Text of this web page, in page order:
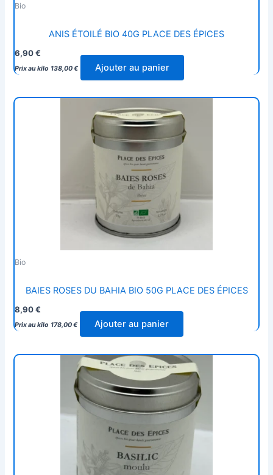
Bio
ANIS ÉTOILÉ BIO 40G PLACE DES ÉPICES
6,90€
Prix au kilo 138,00€ Ajouter au panier
Bio
BAIES ROSES DU BAHIA BIO 50G PLACE DES ÉPICES
8,90€
Prix au kilo 178,00€ Ajouter au panier